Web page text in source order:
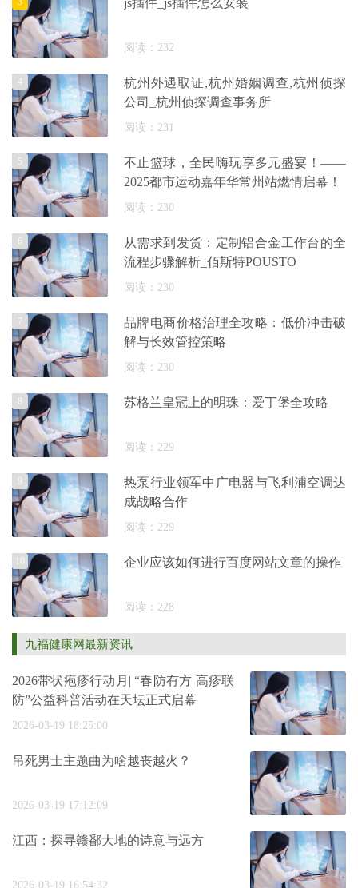
js插件_js插件怎么安装
阅读：232
杭州外遇取证,杭州婚姻调查,杭州侦探
公司_杭州侦探调查事务所
阅读：231
4
不止篮球，全民嗨玩享多元盛宴！——
2025都市运动嘉年华常州站燃情启幕！
阅读：230
5
从需求到发货：定制铝合金工作台的全
流程步骤解析_佰斯特POUSTO
阅读：230
6
品牌电商价格治理全攻略：低价冲击破
解与长效管控策略
阅读：230
7
苏格兰皇冠上的明珠：爱丁堡全攻略
阅读：229
热泵行业领军中广电器与飞利浦空调达
成战略合作
阅读：229
9
企业应该如何进行百度网站文章的操作
阅读：228
九福健康网最新资讯
2026带状疱疹行动月| “春防有方 高疹联
防”公益科普活动在天坛正式启幕
2026-03-19 18:25:00
吊死男士主题曲为啥越丧越火？
2026-03-19 17:12:09
江西：探寻赣鄱大地的诗意与远方
2026-03-19 16:54:32